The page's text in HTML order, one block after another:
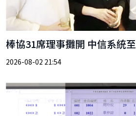
棒協31席理事攤開 中信系統
2026-08-02 21:54